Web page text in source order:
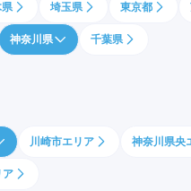
埼玉県 東京都
神奈川県 千葉県
川崎市エリア 神奈川県央
ア